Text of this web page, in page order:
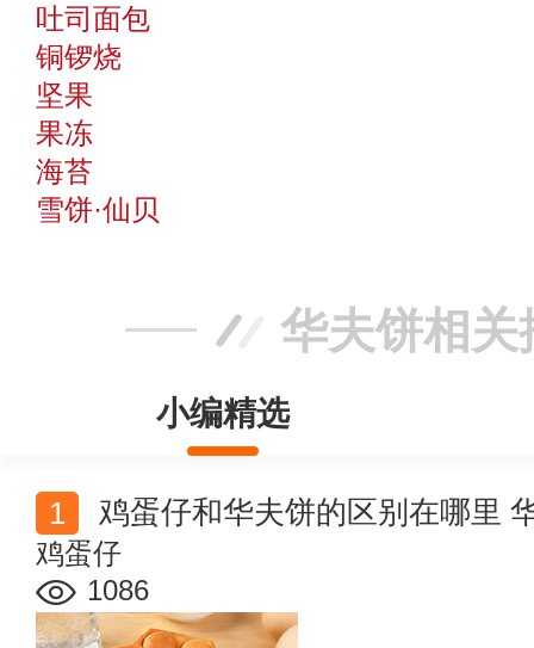
吐司面包
铜锣烧
坚果
果冻
海苔
雪饼·仙贝
华夫饼相关
小编精选
鸡蛋仔和华夫饼的区别在哪里
鸡蛋仔
1086